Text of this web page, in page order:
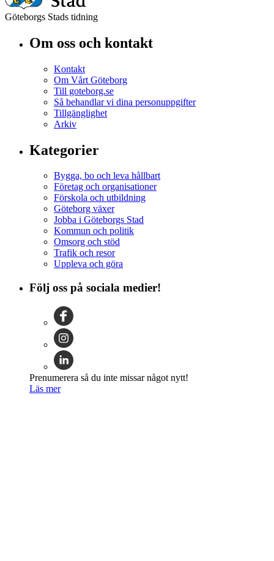
Göteborgs Stads tidning
Om oss och kontakt
Kontakt
Om Vårt Göteborg
Till goteborg.se
Så behandlar vi dina personuppgifter
Tillgänglighet
Arkiv
Kategorier
Bygga, bo och leva hållbart
Företag och organisationer
Förskola och utbildning
Göteborg växer
Jobba i Göteborgs Stad
Kommun och politik
Omsorg och stöd
Trafik och resor
Uppleva och göra
Följ oss på sociala medier!
Prenumerera så du inte missar något nytt!
Läs mer